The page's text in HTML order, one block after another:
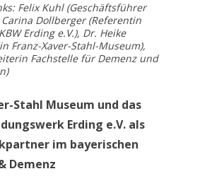
Felix Kuhl (Geschäftsführer
Carina Dollberger (Referentin
Erding e.V.), Dr. Heike
Franz-Xaver-Stahl-Museum),
Fachstelle für Demenz und
Stahl Museum und das
Erding e.V. als
im bayerischen
Demenz